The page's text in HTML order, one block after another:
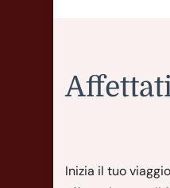
Inizia il tuo